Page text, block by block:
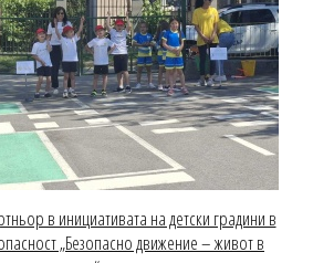
в инициативата на детски градини в
„Безопасно движение – живот в